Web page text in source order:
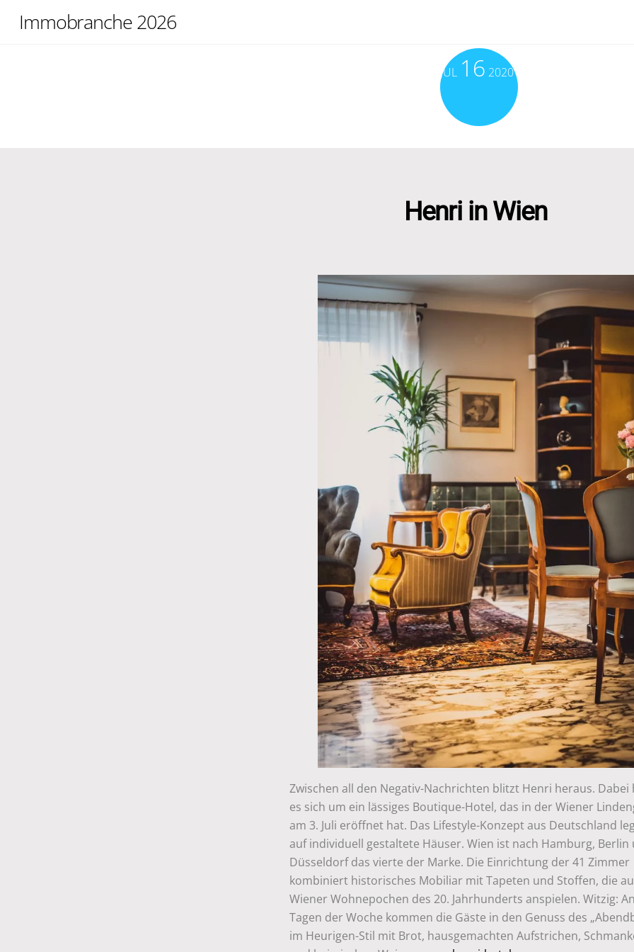
Immobranche 2026
JUL 16 2020
Henri in Wien
Zwischen all den Negativ-Nachrichten blitzt Henri heraus. Dabei
es sich um ein lässiges Boutique-Hotel, das in der Wiener
am 3. Juli eröffnet hat. Das Lifestyle-Konzept aus Deutschland
auf individuell gestaltete Häuser. Wien ist nach Hamburg, Berlin
Düsseldorf das vierte der Marke. Die Einrichtung der 41 Zimmer
kombiniert historisches Mobiliar mit Tapeten und Stoffen, die
Wiener Wohnepochen des 20. Jahrhunderts anspielen. Witzig:
Tagen der Woche kommen die Gäste in den Genuss des
im Heurigen-Stil mit Brot, hausgemachten Aufstrichen,